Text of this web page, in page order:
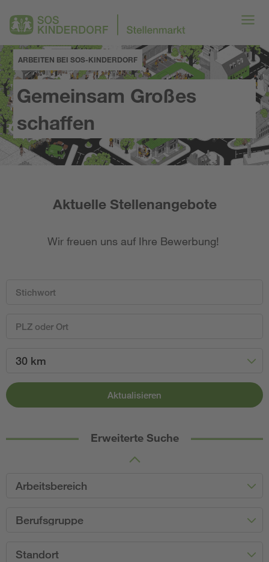
ARBEITEN BEI SOS-KINDERDORF
Gemeinsam Großes
schaffen
Aktuelle Stellenangebote
Wir freuen uns auf Ihre Bewerbung!
30 km
Aktualisieren
Erweiterte Suche
Arbeitsbereich
Berufsgruppe
Standort